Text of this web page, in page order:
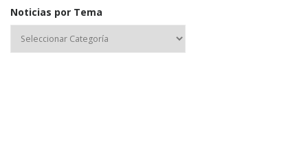
Noticias por Tema